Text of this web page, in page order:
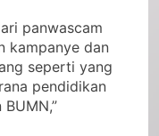
panwascam
kampanye dan
seperti yang
pendidikan